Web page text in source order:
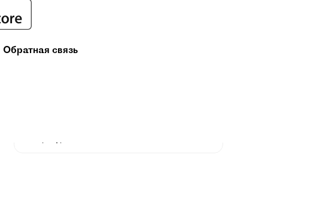
русского реалистического направления, критик
один из самых авторитетных литературных
Обратная связь